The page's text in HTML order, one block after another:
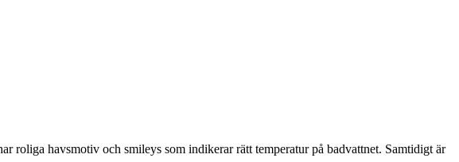
roliga havsmotiv och smileys som indikerar rätt temperatur på badvattnet. Samtidigt är